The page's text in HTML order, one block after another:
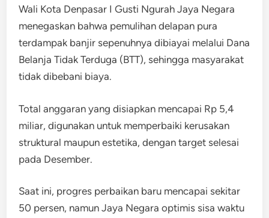
Wali Kota Denpasar I Gusti Ngurah Jaya Negara
menegaskan bahwa pemulihan delapan pura
terdampak banjir sepenuhnya dibiayai melalui Dana
Belanja Tidak Terduga (BTT), sehingga masyarakat
tidak dibebani biaya.
Total anggaran yang disiapkan mencapai Rp 5,4
miliar, digunakan untuk memperbaiki kerusakan
struktural maupun estetika, dengan target selesai
pada Desember.
Saat ini, progres perbaikan baru mencapai sekitar
50 persen, namun Jaya Negara optimis sisa waktu